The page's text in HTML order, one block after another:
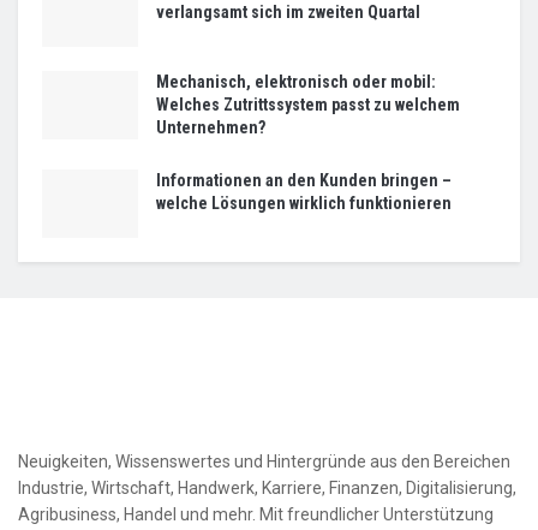
verlangsamt sich im zweiten Quartal
Mechanisch, elektronisch oder mobil:
Welches Zutrittssystem passt zu welchem
Unternehmen?
Informationen an den Kunden bringen –
welche Lösungen wirklich funktionieren
Neuigkeiten, Wissenswertes und Hintergründe aus den Bereichen
Industrie, Wirtschaft, Handwerk, Karriere, Finanzen, Digitalisierung,
Agribusiness, Handel und mehr. Mit freundlicher Unterstützung